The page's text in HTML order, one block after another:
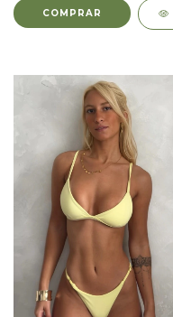
COMPRAR